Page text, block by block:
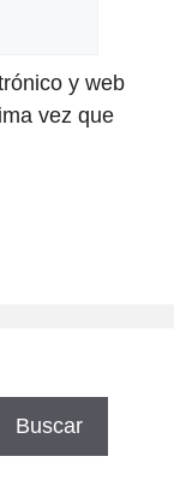
y web
vez que
Buscar